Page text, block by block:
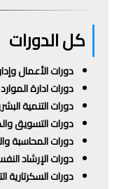
كل الدورات
دورات الأعمال
دورات ادارة
دورات التنمية
دورات التسويق
دورات المحاسبة
دورات الإرشاد
دورات السكرتارية